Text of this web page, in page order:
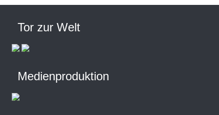
Tor zur Welt
Medienproduktion